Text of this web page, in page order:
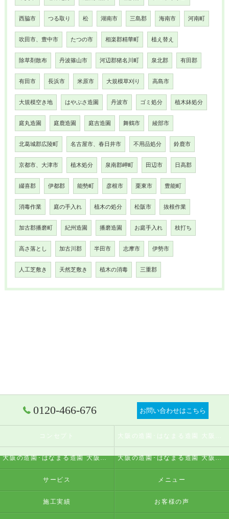
西脇市 つる取り 松 湖南市 三島郡 海南市 河南町
吹田市、豊中市 たつの市 相楽郡精華町 植え替え
除草剤散布 丹波篠山市 河辺郡猪名川町 泉北郡 有田郡
有田市 長浜市 米原市 大規模草刈り 高島市
大規模空き地 はやぶさ造園 丹波市 ゴミ処分 植木鉢処分
庭丸造園 庭鹿造園 庭吉造園 舞鶴市 綾部市
北葛城郡広陵町 名古屋市、春日井市 不用品処分 鈴鹿市
京都市、大津市 植木処分 泉南郡岬町 田辺市 日高郡
綴喜郡 伊都郡 能勢町 彦根市 栗東市 豊能町
消毒作業 庭の手入れ 植木の処分 松阪市 抜根作業
加古郡播磨町 紀州造園 播磨造園 お庭手入れ 枝打ち
高さ落とし 加古川郡 半田市 志摩市 伊勢市
人工芝敷き 天然芝敷き 植木の消毒 三重郡
0120-466-676 お問い合わせはこちら
コンセプト
大阪の造園･はなまる造園 大阪店の評判 大阪の造園･はなまる造園 大阪店のお客様の声
サービス メニュー
施工実績 お客様の声